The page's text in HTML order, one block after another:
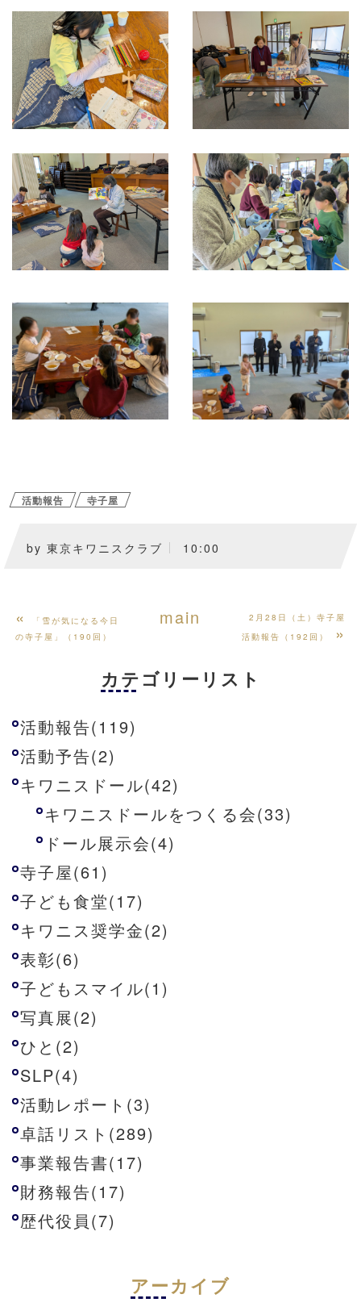
活動報告 寺子屋
by 東京キワニスクラブ 10:00
«
「雪が気になる今日
の寺子屋」（190回）
main
2月28日（土）寺子屋
活動報告（192回）
»
カテゴリーリスト
活動報告(119)
活動予告(2)
キワニスドール(42)
キワニスドールをつくる会(33)
ドール展示会(4)
寺子屋(61)
子ども食堂(17)
キワニス奨学金(2)
表彰(6)
子どもスマイル(1)
写真展(2)
ひと(2)
SLP(4)
活動レポート(3)
卓話リスト(289)
事業報告書(17)
財務報告(17)
歴代役員(7)
アーカイブ